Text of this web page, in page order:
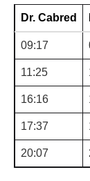
Dr. Cabred
09:17
11:25
16:16
17:37
20:07